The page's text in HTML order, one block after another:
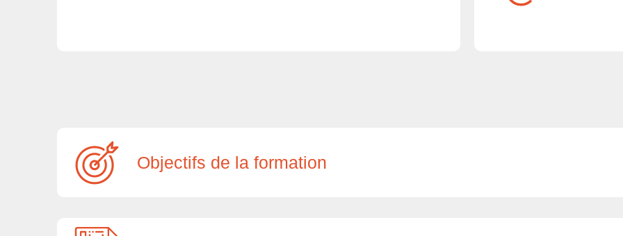
Objectifs de la formation